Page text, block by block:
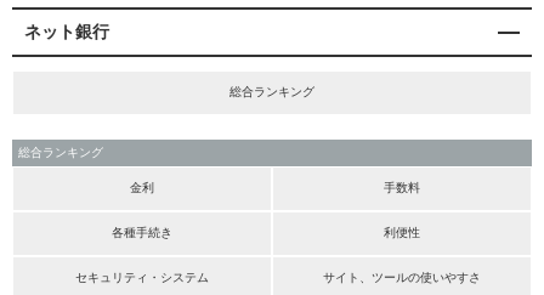
ネット銀行
総合ランキング
総合ランキング
金利 手数料
各種手続き 利便性
セキュリティ・システム サイト、ツールの使いやすさ